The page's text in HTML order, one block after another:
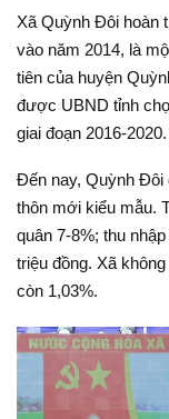
Xã Quỳnh Đôi hoàn
vào năm 2014, là
tiên của huyện
được UBND tỉnh
giai đoạn 2016-2020.
Đến nay, Quỳnh Đôi
thôn mới kiểu mẫu.
quân 7-8%; thu
triệu đồng. Xã
còn 1,03%.